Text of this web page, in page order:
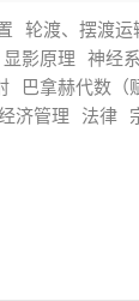
轮渡、摆渡运
显影原理 神经
巴拿赫代数（
济管理 法律